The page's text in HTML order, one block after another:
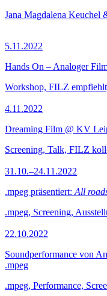
Jana Magdalena Keuchel
5.11.2022
Hands On – Analoger
Workshop, FILZ
4.11.2022
Dreaming Film @ KV
Screening, Talk, FILZ
31.10.–24.11.2022
.mpeg präsentiert: All
.mpeg, Screening,
22.10.2022
Soundperformance von
.mpeg
.mpeg, Performance,